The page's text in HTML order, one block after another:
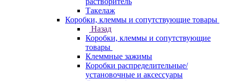
Такелаж
Коробки, клеммы и сопутствующие товары
Назад
Коробки, клеммы и сопутствующие
товары
Клеммные зажимы
Коробки распределительные/
установочные и аксессуары